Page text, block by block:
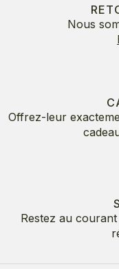
Nous
Offrez-leur
Restez au